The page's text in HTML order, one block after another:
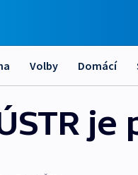
Volby Domácí